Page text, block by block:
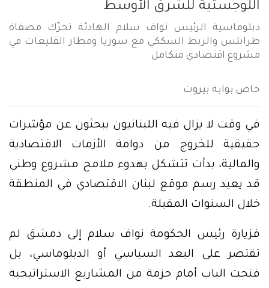
اللوجستية للشرق الأوسط
دبلوماسية الرئيس نواف سلام الهادئة تحرّك مصفاة
طرابلس والربط السككي مع سوريا ومطار القليعات في
مشروع اقتصادي متكامل
خاص بوابة بيروت
في وقت لا يزال فيه اللبنانيون يبحثون عن مؤشرات
حقيقية للخروج من دوامة الأزمات الاقتصادية
والمالية، بدأت تتشكل بهدوء ملامح مشروع وطني
قد يعيد رسم موقع لبنان الاقتصادي في المنطقة
خلال السنوات المقبلة.
فزيارة رئيس الحكومة نواف سلام إلى دمشق لم
تقتصر على البعد السياسي أو الدبلوماسي، بل
فتحت الباب أمام حزمة من المشاريع الاستراتيجية